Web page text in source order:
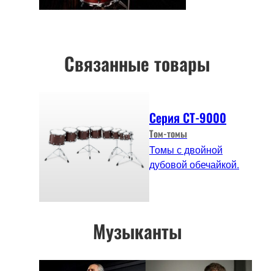
Связанные товары
Серия CT-9000
Том-томы
Томы с двойной
дубовой обечайкой.
Музыканты